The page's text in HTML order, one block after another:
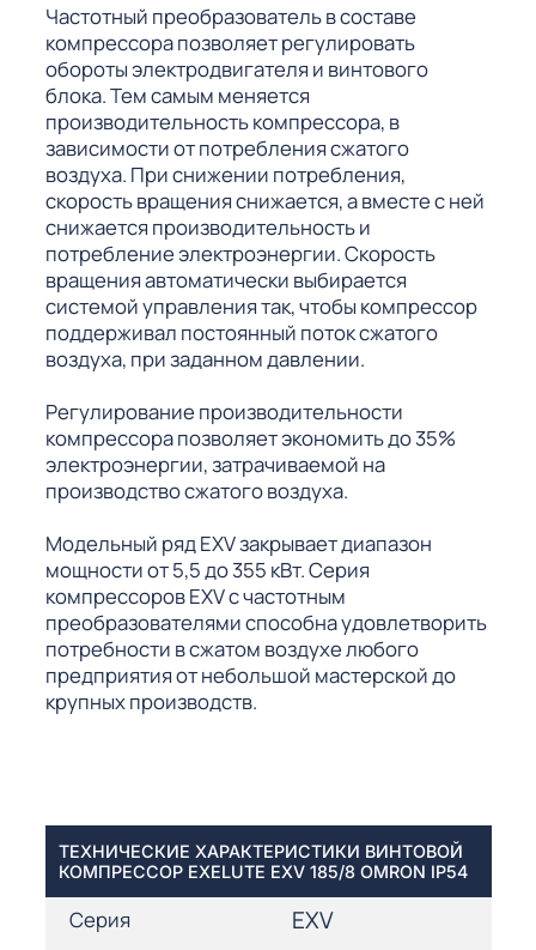
Частотный преобразователь в составе
компрессора позволяет регулировать
обороты электродвигателя и винтового
блока. Тем самым меняется
производительность компрессора, в
зависимости от потребления сжатого
воздуха. При снижении потребления,
скорость вращения снижается, а вместе с ней
снижается производительность и
потребление электроэнергии. Скорость
вращения автоматически выбирается
системой управления так, чтобы компрессор
поддерживал постоянный поток сжатого
воздуха, при заданном давлении.
Регулирование производительности
компрессора позволяет экономить до 35%
электроэнергии, затрачиваемой на
производство сжатого воздуха.
Модельный ряд EXV закрывает диапазон
мощности от 5,5 до 355 кВт. Серия
компрессоров EXV с частотным
преобразователями способна удовлетворить
потребности в сжатом воздухе любого
предприятия от небольшой мастерской до
крупных производств.
ТЕХНИЧЕСКИЕ ХАРАКТЕРИСТИКИ ВИНТОВОЙ
КОМПРЕССОР EXELUTE EXV 185/8 OMRON IP54
Серия EXV